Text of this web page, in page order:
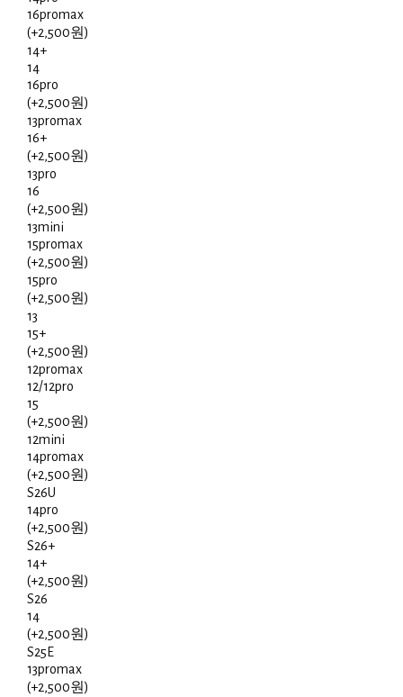
16promax
(+2,500원)
14+
14
16pro
(+2,500원)
13promax
16+
(+2,500원)
13pro
16
(+2,500원)
13mini
15promax
(+2,500원)
15pro
(+2,500원)
13
15+
(+2,500원)
12promax
12/12pro
15
(+2,500원)
12mini
14promax
(+2,500원)
S26U
14pro
(+2,500원)
S26+
14+
(+2,500원)
S26
14
(+2,500원)
S25E
13promax
(+2,500원)